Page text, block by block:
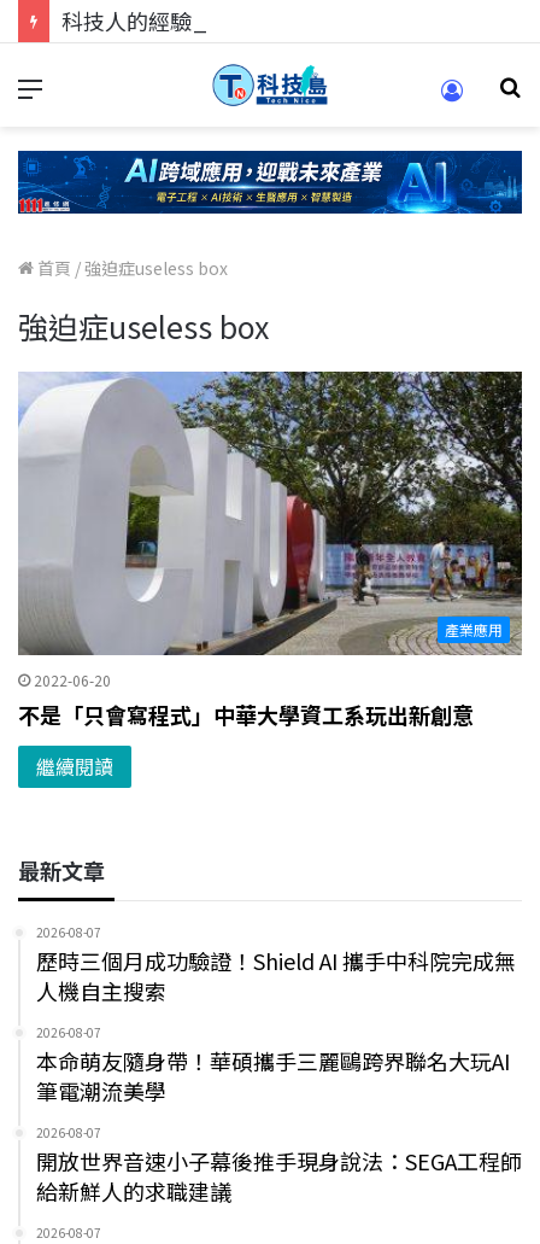
首頁 /強迫症useless box
強迫症useless box
產業應用
2022-06-20
不是「只會寫程式」中華大學資工系玩出新創意
繼續閱讀
最新文章
2026-08-07
歷時三個月成功驗證！Shield AI 攜手中科院完成無
人機自主搜索
2026-08-07
本命萌友隨身帶！華碩攜手三麗鷗跨界聯名大玩AI
筆電潮流美學
2026-08-07
開放世界音速小子幕後推手現身說法：SEGA工程師
給新鮮人的求職建議
2026-08-07